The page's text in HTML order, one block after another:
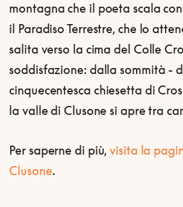
montagna che il poeta scala
il Paradiso Terrestre, che lo
salita verso la cima del Colle
soddisfazione: dalla sommità -
cinquecentesca chiesetta di
la valle di Clusone si apre tra
Per saperne di più,visita la
Clusone.